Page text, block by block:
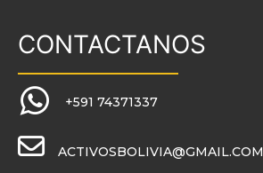
CONTACTANOS
+591 74371337
ACTIVOSBOLIVIA@GMAIL.COM